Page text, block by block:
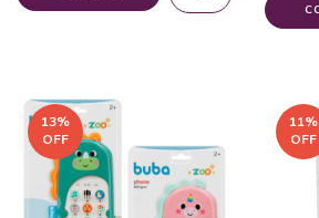
13%
OFF
11%
OFF